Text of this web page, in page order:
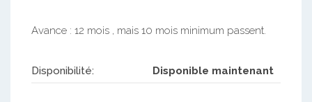
Avance : 12 mois , mais 10 mois minimum passent.
Disponibilité: Disponible maintenant